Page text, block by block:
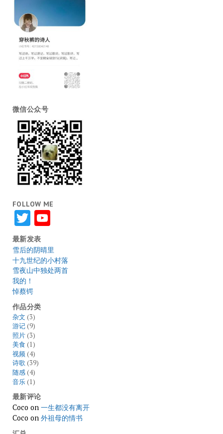
微信公众号
FOLLOW ME
TwitterYouTube
最新发表
雪后的阴晴里
十九世纪的小村落
雪夜山中独处两首
我的！
悼蔡锷
作品分类
杂文 (3)
游记(9)
照片(3)
美食 (1)
视频(4)
诗歌(39)
随感(4)
音乐(1)
最新评论
Coco on 一生都没有离开
Coco on 外祖母的情书